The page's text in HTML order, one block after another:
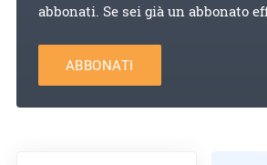
abbonati. Se sei già un abbonato
ABBONATI